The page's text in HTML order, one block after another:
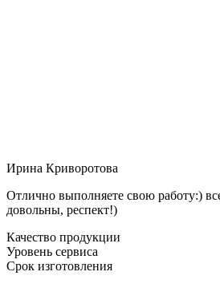
Ирина Криворотова
Отлично выполняете свою работу:)
довольны, респект!)
Качество продукции
Уровень сервиса
Срок изготовления